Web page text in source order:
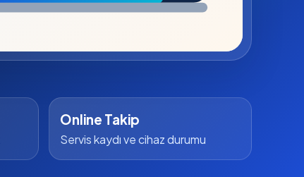
Online Takip
Servis kaydı ve cihaz durumu